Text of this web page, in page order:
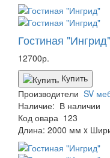
Гостиная "Ингрид"
12700р.
Купить
Производители SV
Наличие: В наличии
Код овара 123
Длина: 2000 мм x